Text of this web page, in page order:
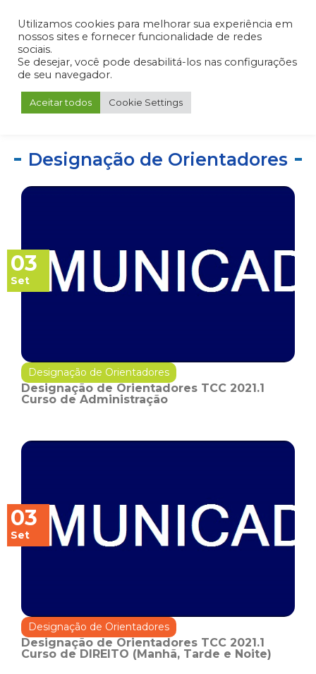
Admin Portal do Aluno Portal do Professor Portal do Coordenador
Designação de Orientadores
03
Set
Designação de Orientadores
Designação de Orientadores TCC 2021.1
Curso de Administração
03
Set
Designação de Orientadores
Designação de Orientadores TCC 2021.1
Curso de DIREITO (Manhã, Tarde e Noite)
Utilizamos cookies para melhorar sua experiência em
nossos sites e fornecer funcionalidade de redes
sociais.
Se desejar, você pode desabilitá-los nas configurações
de seu navegador.
Aceitar todos Cookie Settings